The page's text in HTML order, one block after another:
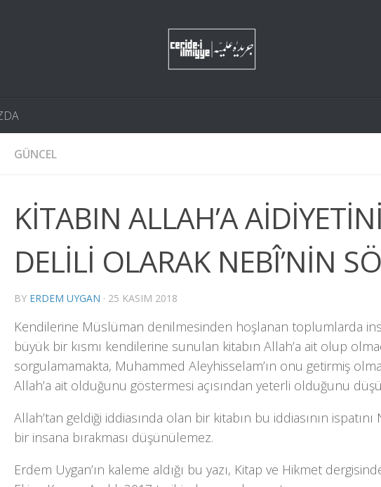
GÜNCEL
KİTABIN ALLAH’A
DELİLİ OLARAK NEBÎ’NİN
BY ERDEM UYGAN · 25 KASIM 2018
Kendilerine Müslüman denilmesinden hoşlanan toplumlarda
büyük bir kısmı kendilerine sunulan kitabın Allah’a ait olup
sorgulamamakta, Muhammed Aleyhisselam’ın onu getirmiş
Allah’a ait olduğunu göstermesi açısından yeterli olduğunu
Allah’tan geldiği iddiasında olan bir kitabın bu iddiasının
bir insana bırakması düşünülemez.
Erdem Uygan’ın kaleme aldığı bu yazı, Kitap ve Hikmet dergisinde